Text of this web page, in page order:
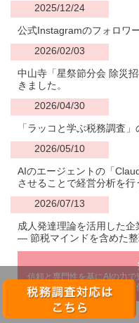
2025/12/24
公式Instagramのフォロワ
2026/02/03
中山寺「星祭節分会 除災
きました。
2026/04/30
「ラッコと学ぶ税務調査
2026/05/10
AIのエージェントの「
させることで経営分析を行
2026/07/13
成人発達理論を活用した企
― 節税マインドを含めた
信頼と専門性を基にAIの力
できる